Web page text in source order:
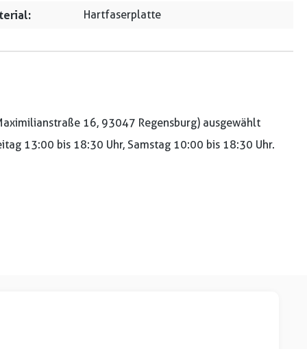
Hartfaserplatte
16, 93047 Regensburg) ausgewählt
13:00 bis 18:30 Uhr, Samstag 10:00 bis 18:30 Uhr.